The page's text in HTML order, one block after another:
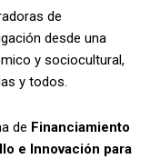
de
desde una
y sociocultural,
y todos.
de Financiamiento
e Innovación para